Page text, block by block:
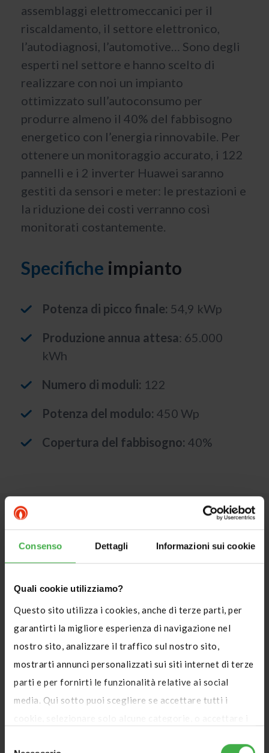
Consenso Dettagli Informazioni sui cookie
Quali cookie utilizziamo?
Questo sito utilizza i cookies, anche di terze parti, per
garantirti la migliore esperienza di navigazione nel
nostro sito, analizzare il traffico sul nostro sito,
mostrarti annunci personalizzati sui siti internet di terze
parti e per fornirti le funzionalità relative ai social
media. Qui sotto puoi scegliere se accettare tutti i
assemblaggi elettromeccanici per il
riscaldamento, il settore elettronico,
l’autodiagnosi, l’automotive… Sono degli
esperti nel settore e hanno scelto di
realizzare con noi un impianto
ottimizzato sull’autoconsumo per
produrre almeno il 40% del fabbisogno
energetico con l’energia rinnovabile. Per
ottenere un monitoraggio accurato, i 122
pannelli e i 2 inverter Huawei saranno
gestiti da sensori e meter: le prestazioni e
la riduzione dei costi verranno così
monitorati costantemente.
Specifiche impianto
Potenza di picco finale: 54,9 kWp
Produzione annua attesa: 65.000
kWh
Numero di moduli: 122
Potenza del modulo: 450 Wp
Copertura del fabbisogno: 40%